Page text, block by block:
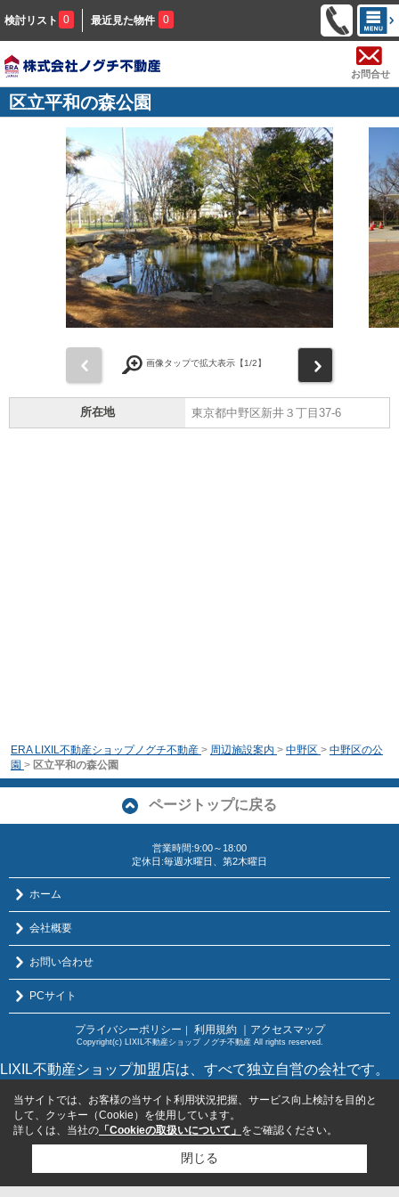
検討リスト 0 最近見た物件 0
お問合せ
区立平和の森公園
画像タップで拡大表示【1/2】
所在地 東京都中野区新井３丁目37-6
ERA LIXIL不動産ショップノグチ不動産 > 周辺施設案内 > 中野区 > 中野区の公
園 > 区立平和の森公園
ページトップに戻る
営業時間:9:00～18:00
定休日:毎週水曜日、第2木曜日
ホーム
会社概要
お問い合わせ
PCサイト
プライバシーポリシー ｜ 利用規約 ｜アクセスマップ
Copyright(c) LIXIL不動産ショップ ノグチ不動産 All rights reserved.
LIXIL不動産ショップ加盟店は、すべて独立自営の会社です。
当サイトでは、お客様の当サイト利用状況把握、サービス向上検討を目的と
して、クッキー（Cookie）を使用しています。
詳しくは、当社の 「Cookieの取扱いについて」 をご確認ください。
閉じる